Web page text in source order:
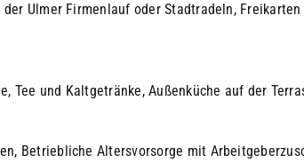
Ulmer Firmenlauf oder Stadtradeln,
Tee und Kaltgetränke, Außenküche auf der
Betriebliche Altersvorsorge mit